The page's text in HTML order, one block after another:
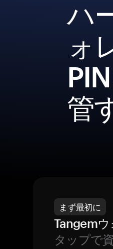
ハ
ォ
管
まず最初に
Tangem
タップで